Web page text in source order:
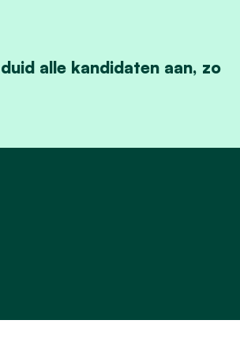
alle kandidaten aan, zo